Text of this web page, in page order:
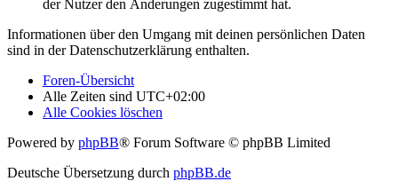
der Nutzer den Änderungen zugestimmt hat.
Informationen über den Umgang mit deinen persönlichen Daten
sind in der Datenschutzerklärung enthalten.
Foren-Übersicht
Alle Zeiten sind UTC+02:00
Alle Cookies löschen
Powered by phpBB® Forum Software © phpBB Limited
Deutsche Übersetzung durch phpBB.de